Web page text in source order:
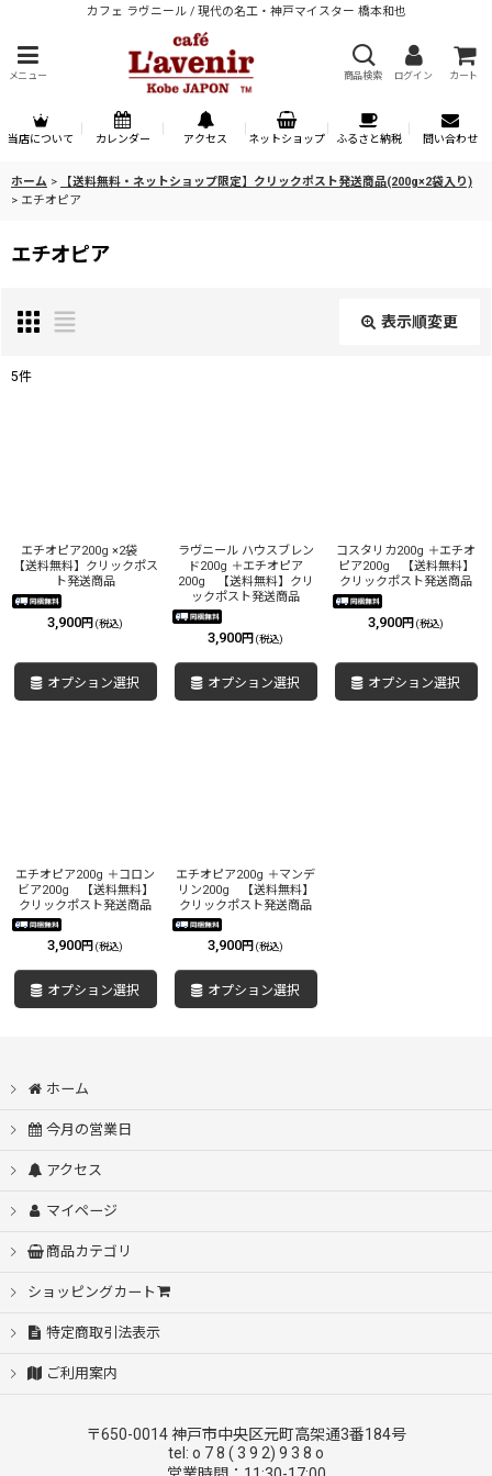
カフェ ラヴニール / 現代の名工・神戸マイスター 橋本和也
メニュー 商品検索 ログイン カート
当店について カレンダー アクセス ネットショップ ふるさと納税 問い合わせ
ホーム >
【送料無料・ネットショップ限定】クリックポスト発送商品(200g×2袋入り)
> エチオピア
エチオピア
表示順変更
絞り込む
5件
エチオピア200g ×2袋
【送料無料】クリックポス
ト発送商品
3,900円 (税込)
オプション選択
ラヴニール ハウスブレン
ド200g ＋エチオピア
200g 【送料無料】クリ
ックポスト発送商品
3,900円 (税込)
オプション選択
コスタリカ200g ＋エチオ
ピア200g 【送料無料】
クリックポスト発送商品
3,900円 (税込)
オプション選択
エチオピア200g ＋コロン
ビア200g 【送料無料】
クリックポスト発送商品
3,900円 (税込)
オプション選択
エチオピア200g ＋マンデ
リン200g 【送料無料】
クリックポスト発送商品
3,900円 (税込)
オプション選択
ホーム
今月の営業日
アクセス
マイページ
商品カテゴリ
ショッピングカート
特定商取引法表示
ご利用案内
〒650-0014 神戸市中央区元町高架通3番184号
tel: o 7 8 ( 3 9 2) 9 3 8 o